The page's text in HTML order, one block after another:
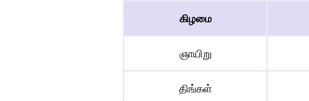
கிழமை
ஞாயிறு
திங்கள்